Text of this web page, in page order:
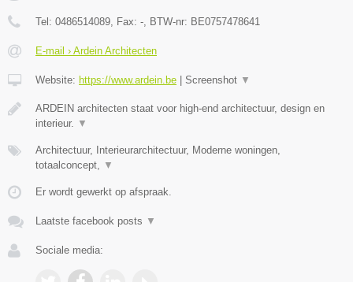
Tel: 0486514089, Fax: -, BTW-nr: BE0757478641
E-mail › Ardein Architecten
Website: https://www.ardein.be Screenshot ▼
ARDEIN architecten staat voor high-end architectuur, design en
interieur. ▼
Architectuur, Interieurarchitectuur, Moderne woningen,
totaalconcept, ▼
Er wordt gewerkt op afspraak.
Laatste facebook posts ▼
Sociale media: